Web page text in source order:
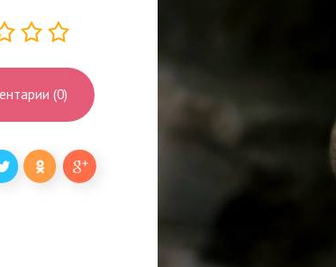
(0)